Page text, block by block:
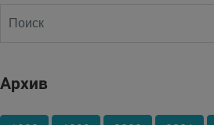
Архив